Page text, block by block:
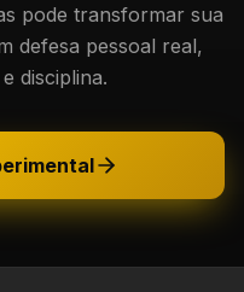
pode transformar sua
defesa pessoal real,
disciplina.